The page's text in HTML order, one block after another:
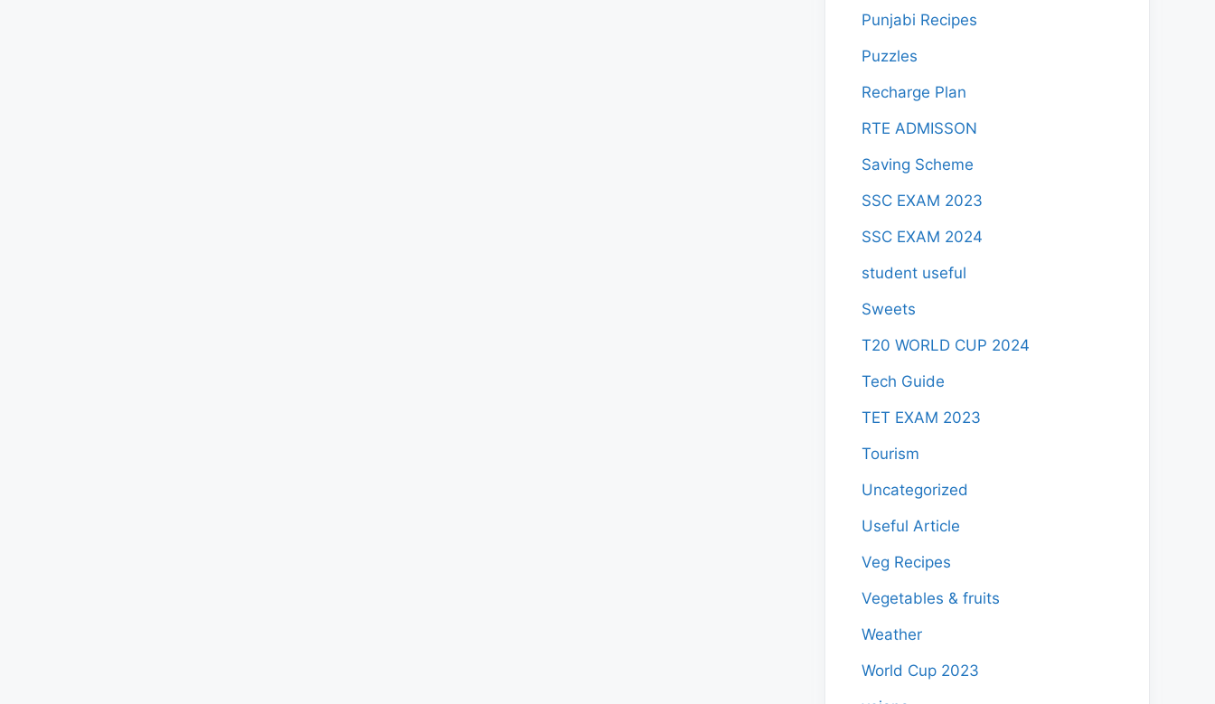
Punjabi Recipes
Puzzles
Recharge Plan
RTE ADMISSON
Saving Scheme
SSC EXAM 2023
SSC EXAM 2024
student useful
Sweets
T20 WORLD CUP 2024
Tech Guide
TET EXAM 2023
Tourism
Uncategorized
Useful Article
Veg Recipes
Vegetables & fruits
Weather
World Cup 2023